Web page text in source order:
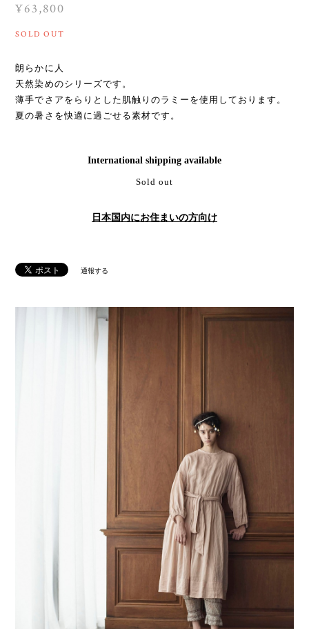
¥63,800
SOLD OUT
朗らかに人
天然染めのシリーズです。
薄手でさアをらりとした肌触りのラミーを使用しております。
夏の暑さを快適に過ごせる素材です。
International shipping available
Sold out
日本国内にお住まいの方向け
通報する